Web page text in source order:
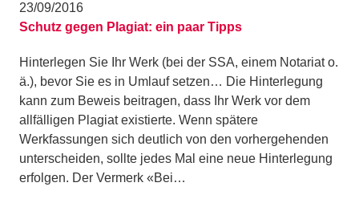
23/09/2016
Schutz gegen Plagiat: ein paar Tipps
Hinterlegen Sie Ihr Werk (bei der SSA, einem Notariat o.
ä.), bevor Sie es in Umlauf setzen… Die Hinterlegung
kann zum Beweis beitragen, dass Ihr Werk vor dem
allfälligen Plagiat existierte. Wenn spätere
Werkfassungen sich deutlich von den vorhergehenden
unterscheiden, sollte jedes Mal eine neue Hinterlegung
erfolgen. Der Vermerk «Bei…